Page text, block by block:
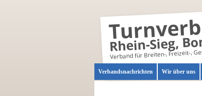
Rhein-Sieg,
Verband für Breiten-, Freizeit-,
Verbandsnachrichten Wir über uns